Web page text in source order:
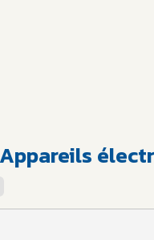
Appareils